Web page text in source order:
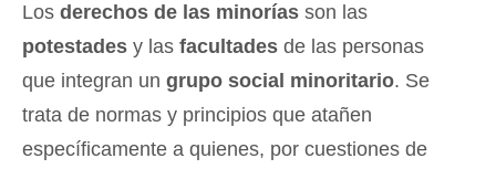
Los derechos de las minorías son las
potestades y las facultades de las personas
que integran un grupo social minoritario. Se
trata de normas y principios que atañen
específicamente a quienes, por cuestiones de